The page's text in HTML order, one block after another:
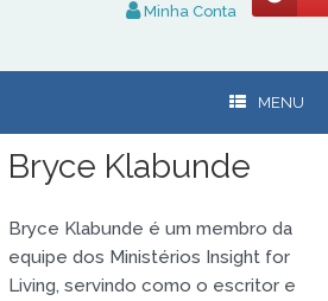
Minha Conta
MENU
Bryce Klabunde
Bryce Klabunde é um membro da
equipe dos Ministérios Insight for
Living, servindo como o escritor e